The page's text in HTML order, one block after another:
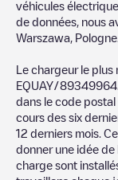
véhicules
de données, nous
Warszawa Pologne
Le chargeur le plus
EQUAY/89349964
dans le code postal
cours des six
12 derniers mois.
donner une idée
charge sont